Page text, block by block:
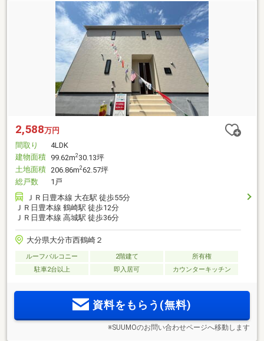
2,588万円
間取り
4LDK
建物面積 99.62m2 30.13坪
土地面積 206.86m262.57坪
総戸数
1戸
ＪＲ日豊本線 大在駅 徒歩55分
ＪＲ日豊本線 鶴崎駅 徒歩12分
ＪＲ日豊本線 高城駅 徒歩36分
大分県大分市西鶴崎２
ルーフバルコニー 2階建て
所有権
駐車2台以上
即入居可 カウンターキッチン
資料をもらう(無料)
※SUUMOのお問い合わせページへ移動します